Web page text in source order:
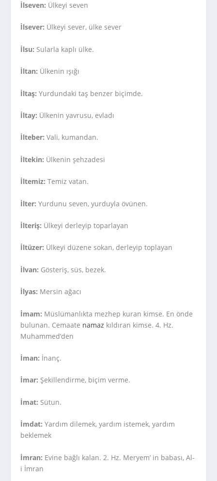
İlseven: Ülkeyi seven
İlsever: Ülkeyi sever, ülke sever
İlsu: Sularla kaplı ülke.
İltan: Ülkenin ışığı
İltaş: Yurdundaki taş benzer biçimde.
İltay: Ülkenin yavrusu, evladı
İlteber: Vali, kumandan.
İltekin: Ülkenin şehzadesi
İltemiz: Temiz vatan.
İlter: Yurdunu seven, yurduyla övünen.
İlteriş: Ülkeyi derleyip toparlayan
İltüzer: Ülkeyi düzene sokan, derleyip toplayan
İlvan: Gösteriş, süs, bezek.
İlyas: Mersin ağacı
İmam: Müslümanlıkta mezhep kuran kimse. En önde
bulunan. Cemaate namaz kıldıran kimse. 4. Hz.
Muhammed’den
İman: İnanç.
İmar: Şekillendirme, biçim verme.
İmat: Sütun.
İmdat: Yardım dilemek, yardım istemek, yardım
beklemek
İmran: Evine bağlı kalan. 2. Hz. Meryem’ in babası, Al-
i İmran